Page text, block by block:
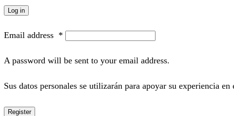
Log in
Email address *
A password will be sent to your email address.
Sus datos personales se utilizarán para apoyar su experiencia
Register